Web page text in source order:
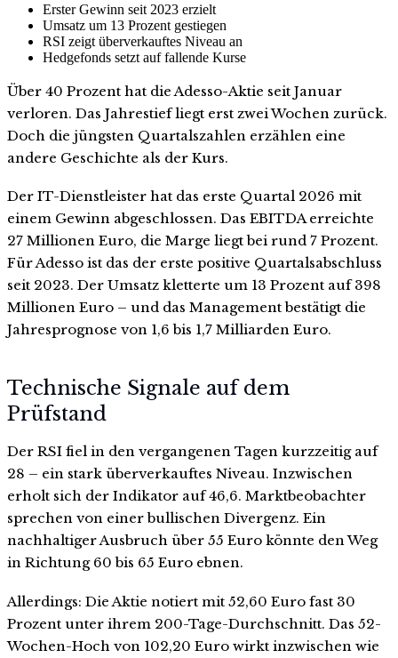
Erster Gewinn seit 2023 erzielt
Umsatz um 13 Prozent gestiegen
RSI zeigt überverkauftes Niveau an
Hedgefonds setzt auf fallende Kurse
Über 40 Prozent hat die Adesso-Aktie seit Januar
verloren. Das Jahrestief liegt erst zwei Wochen zurück.
Doch die jüngsten Quartalszahlen erzählen eine
andere Geschichte als der Kurs.
Der IT-Dienstleister hat das erste Quartal 2026 mit
einem Gewinn abgeschlossen. Das EBITDA erreichte
27 Millionen Euro, die Marge liegt bei rund 7 Prozent.
Für Adesso ist das der erste positive Quartalsabschluss
seit 2023. Der Umsatz kletterte um 13 Prozent auf 398
Millionen Euro – und das Management bestätigt die
Jahresprognose von 1,6 bis 1,7 Milliarden Euro.
Technische Signale auf dem
Prüfstand
Der RSI fiel in den vergangenen Tagen kurzzeitig auf
28 – ein stark überverkauftes Niveau. Inzwischen
erholt sich der Indikator auf 46,6. Marktbeobachter
sprechen von einer bullischen Divergenz. Ein
nachhaltiger Ausbruch über 55 Euro könnte den Weg
in Richtung 60 bis 65 Euro ebnen.
Allerdings: Die Aktie notiert mit 52,60 Euro fast 30
Prozent unter ihrem 200-Tage-Durchschnitt. Das 52-
Wochen-Hoch von 102,20 Euro wirkt inzwischen wie